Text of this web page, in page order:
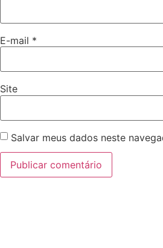
E-mail *
Site
Salvar meus dados neste